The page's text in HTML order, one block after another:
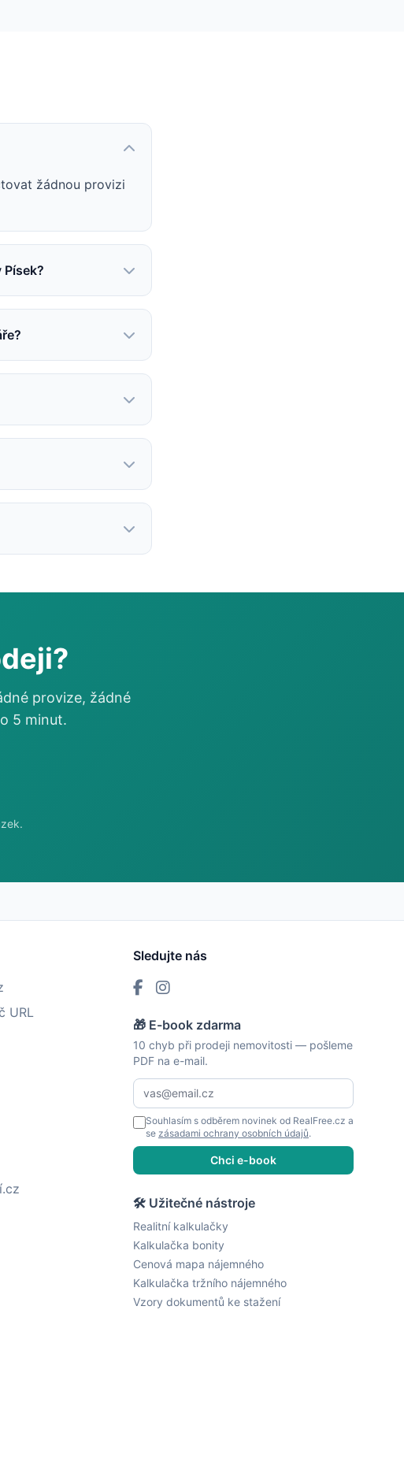
žádnou provizi
provize, žádné
5 minut.
URL
Sledujte nás
🎁 E-book zdarma
10 chyb při prodeji nemovitosti — pošleme
PDF na e-mail.
Souhlasím s odběrem novinek od RealFree.cz a
se zásadami ochrany osobních údajů.
Chci e-book
🛠 Užitečné nástroje
Realitní kalkulačky
Kalkulačka bonity
Cenová mapa nájemného
Kalkulačka tržního nájemného
Vzory dokumentů ke stažení